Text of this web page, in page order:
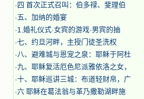
· 四 首次正式召叫：伯多禄、斐理伯
·五、加纳的婚宴
·1.婚礼仪式·女宾的游戏·男宾的抽
·七、约旦河畔，主授门徒圣洗权
·八、避难城与恩宠之泉：耶稣于阿杜
·九、耶稣复活厄色尼派雅依洛之女，
·十、耶稣巡讲三城：布道轻财帛，广
·六 耶稣在葛法翁与革乃撒勒湖畔施